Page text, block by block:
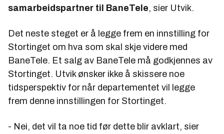
samarbeidspartner til BaneTele, sier Utvik.
Det neste steget er å legge frem en innstilling for
Stortinget om hva som skal skje videre med
BaneTele. Et salg av BaneTele må godkjennes av
Stortinget. Utvik ønsker ikke å skissere noe
tidsperspektiv for når departementet vil legge
frem denne innstillingen for Stortinget.
- Nei, det vil ta noe tid før dette blir avklart, sier